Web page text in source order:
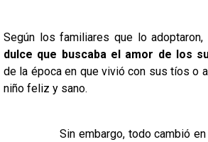
Según los familiares que lo adoptaron,
dulce que buscaba el amor de los
de la época en que vivió con sus tíos o
niño feliz y sano.
Sin embargo, todo cambió